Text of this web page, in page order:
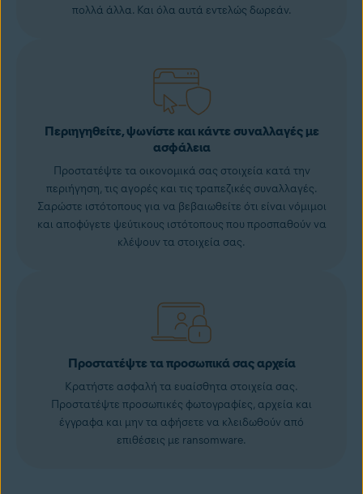
πολλά άλλα. Και όλα αυτά εντελώς δωρεάν.
Περιηγηθείτε, ψωνίστε και κάντε συναλλαγές με
ασφάλεια
Προστατέψτε τα οικονομικά σας στοιχεία κατά την
περιήγηση, τις αγορές και τις τραπεζικές συναλλαγές.
Σαρώστε ιστότοπους για να βεβαιωθείτε ότι είναι νόμιμοι
και αποφύγετε ψεύτικους ιστότοπους που προσπαθούν να
κλέψουν τα στοιχεία σας.
Προστατέψτε τα προσωπικά σας αρχεία
Κρατήστε ασφαλή τα ευαίσθητα στοιχεία σας.
Προστατέψτε προσωπικές φωτογραφίες, αρχεία και
έγγραφα και μην τα αφήσετε να κλειδωθούν από
επιθέσεις με ransomware.